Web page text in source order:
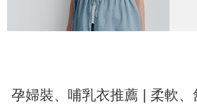
孕婦裝、哺乳衣推薦 | 柔軟